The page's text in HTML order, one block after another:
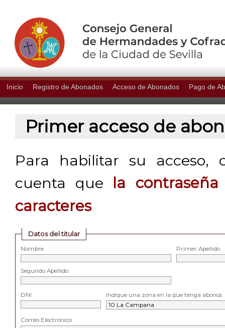
Inicio Registro de Abonados Acceso de Abonados Pago de
Primer acceso de
Para habilitar su acceso,
cuenta que
la
caracteres
Datos del titular
Nombre Primer Apellido
Segundo Apellido
DNI Indique una zona en la que tenga abonos
Correo Electrónico: